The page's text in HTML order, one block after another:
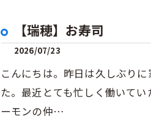
【瑞穂】お寿司
2026/07/23
こんにちは。昨日は久しぶり
た。最近とても忙しく働いて
ーモンの仲…